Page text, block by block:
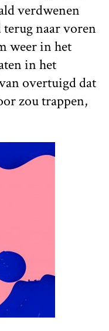
verdwenen
naar voren
weer in het
in het
overtuigd dat
zou trappen,